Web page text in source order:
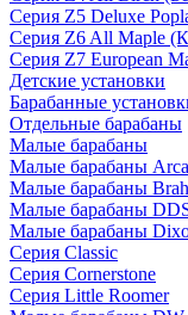
Серия Z5 Deluxe
Серия Z6 All Maple
Серия Z7 European
Детские установки
Барабанные
Отдельные барабаны
Малые барабаны
Малые барабаны
Малые барабаны
Малые барабаны
Малые барабаны
Серия Classic
Серия Cornerstone
Серия Little Roomer